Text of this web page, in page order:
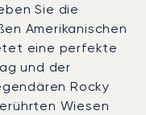
Sie die
Amerikanischen
eine perfekte
und der
Rocky
Wiesen